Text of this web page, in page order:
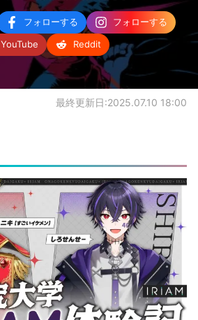
フォローする
フォローする
YouTube
Reddit
最終更新日:2025.07.10 18:00